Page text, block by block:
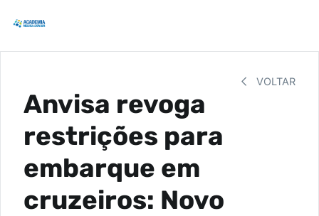
VOLTAR
Anvisa revoga
restrições para
embarque em
cruzeiros: Novo